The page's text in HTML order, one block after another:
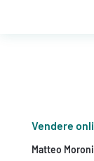
Vendere
Matteo Moroni